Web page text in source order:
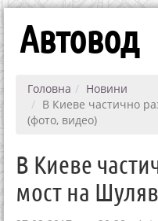
Автовод
Головна
Новини
В Киеве частично
(фото, видео)
В Киеве
мост на